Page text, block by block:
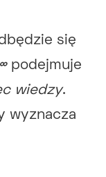
się
podejmuje
wiedzy.
wyznacza